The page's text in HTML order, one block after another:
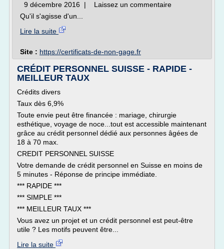
9 décembre 2016 | Laissez un commentaire
Qu'il s'agisse d'un...
Lire la suite
Site : https://certificats-de-non-gage.fr
CRÉDIT PERSONNEL SUISSE - RAPIDE -
MEILLEUR TAUX
Crédits divers
Taux dès 6,9%
Toute envie peut être financée : mariage, chirurgie
esthétique, voyage de noce...tout est accessible maintenant
grâce au crédit personnel dédié aux personnes âgées de
18 à 70 max.
CREDIT PERSONNEL SUISSE
Votre demande de crédit personnel en Suisse en moins de
5 minutes - Réponse de principe immédiate.
*** RAPIDE ***
*** SIMPLE ***
*** MEILLEUR TAUX ***
Vous avez un projet et un crédit personnel est peut-être
utile ? Les motifs peuvent être...
Lire la suite